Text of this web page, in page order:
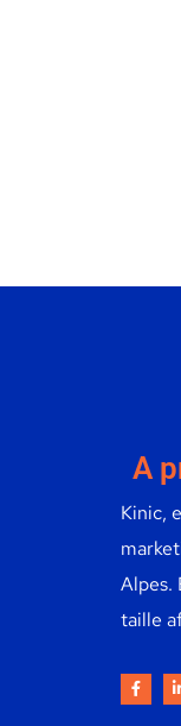
A
Kinic,
Alpes.
taille